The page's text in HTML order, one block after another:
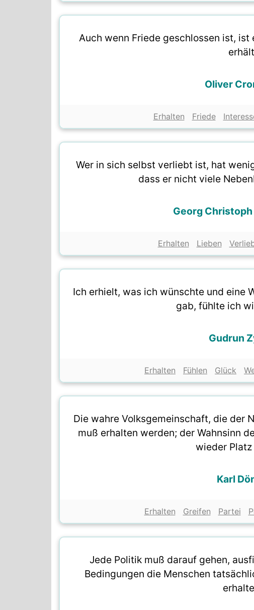
Auch wenn Friede geschlossen ist, ist
Oliver
Erhalten Friede
Wer in sich selbst verliebt ist, hat
dass er nicht viele
Georg
Erhalten Lieben
Ich erhielt, was ich wünschte und eine
gab, fühlte ich
Gudrun
Erhalten Fühlen Glück
Die wahre Volksgemeinschaft, die der
muß erhalten werden; der Wahnsinn
wieder
Karl
Erhalten Greifen Partei
Jede Politik muß darauf gehen,
Bedingungen die Menschen